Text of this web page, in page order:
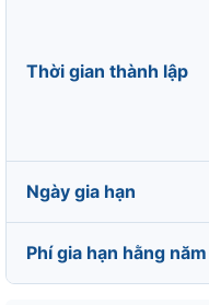
Thời gian thành lập
Ngày gia hạn
Phí gia hạn hằng năm